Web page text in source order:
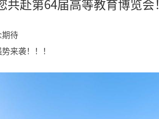
AI全数字会议系统
赴第64届高等教育博览会！
待
来袭！！！